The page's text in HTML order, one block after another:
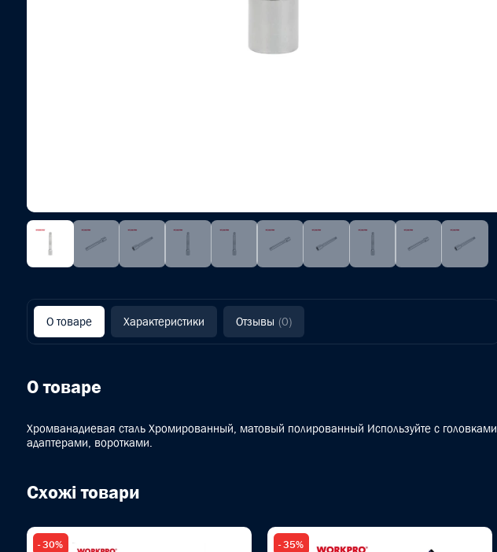
О товаре Характеристики Отзывы (0)
О товаре
Хромванадиевая сталь Хромированный, матовый полированный Используйте с головками,
адаптерами, воротками.
Схожі товари
- 30% - 35%